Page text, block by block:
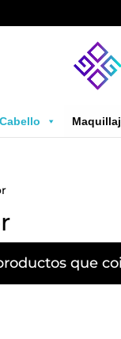
Cabello
que